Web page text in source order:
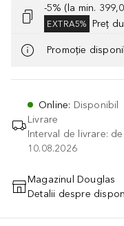
-5% (la min.
EXTRA5% Preț
Promoție
Online: Disponibil
Livrare
Interval de livrare:
10.08.2026
Magazinul Douglas
Detalii despre